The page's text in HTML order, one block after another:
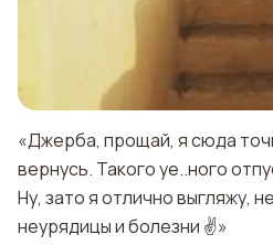
«Джерба, прощай, я сюда
вернусь. Такого уе..ного
Ну, зато я отлично выгляжу,
неурядицы и болезни ✌»